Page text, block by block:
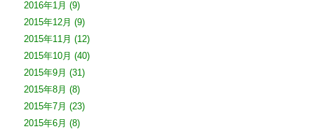
2016年1月 (9)
2015年12月 (9)
2015年11月 (12)
2015年10月 (40)
2015年9月 (31)
2015年8月 (8)
2015年7月 (23)
2015年6月 (8)